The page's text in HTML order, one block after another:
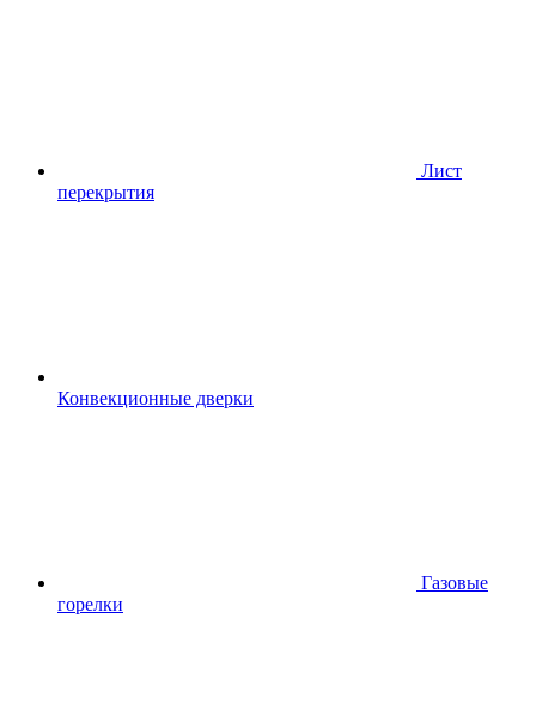
Лист
перекрытия
Конвекционные дверки
Газовые
горелки